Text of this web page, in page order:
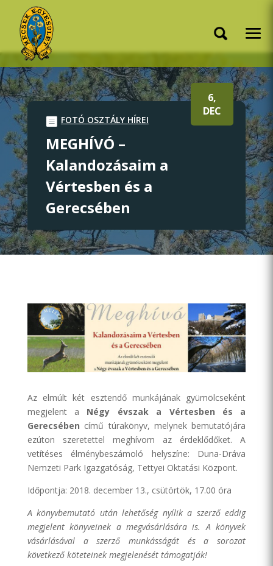
6,
DEC
FOTÓ OSZTÁLY HÍREI
MEGHÍVÓ –
Kalandozásaim a
Vértesben és a
Gerecsében
Az elmúlt két esztendő munkájának gyümölcseként
megjelent a Négy évszak a Vértesben és a
Gerecsében című túrakönyv, melynek bemutatójára
ezúton szeretettel meghívom az érdeklődőket. A
vetítéses élménybeszámoló helyszíne: Duna-Dráva
Nemzeti Park Igazgatóság, Tettyei Oktatási Központ.
Időpontja: 2018. december 13., csütörtök, 17.00 óra
A könyvbemutató után lehetőség nyílik a szerző eddig
megjelent könyveinek a megvásárlására is. A könyvek
vásárlásával a szerző munkásságát és a sorozat
következő köteteinek megjelenését támogatják!